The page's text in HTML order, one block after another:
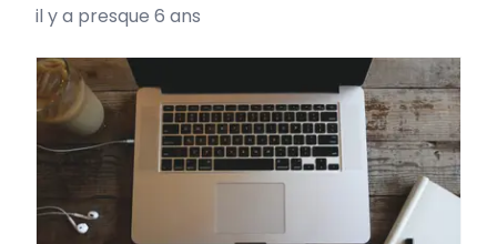
il y a presque 6 ans